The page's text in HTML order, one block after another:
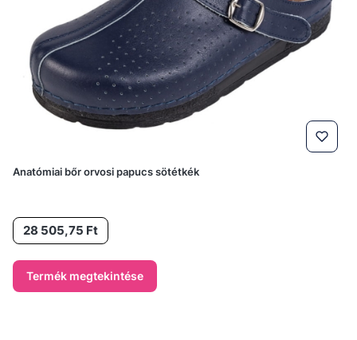
Anatómiai bőr orvosi papucs sötétkék
Ár28 505,75 Ft
Termék megtekintése